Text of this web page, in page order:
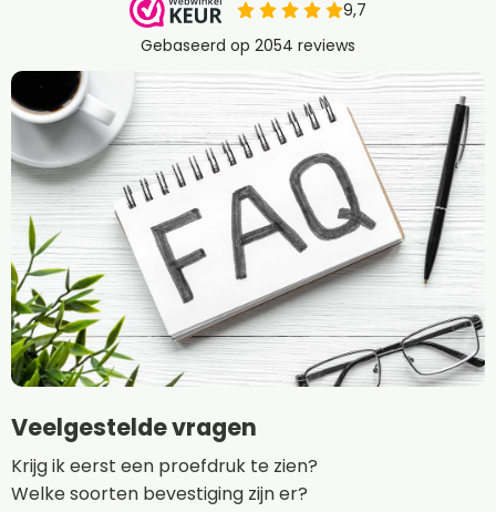
Veelgestelde vragen
Krijg ik eerst een proefdruk te zien?
Welke soorten bevestiging zijn er?